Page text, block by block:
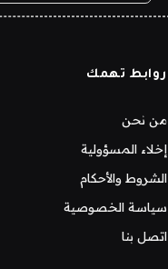
روابط تهمك
من نحن
إخلاء المسؤولية
الشروط والأحكام
سياسة الخصوصية
اتصل بنا